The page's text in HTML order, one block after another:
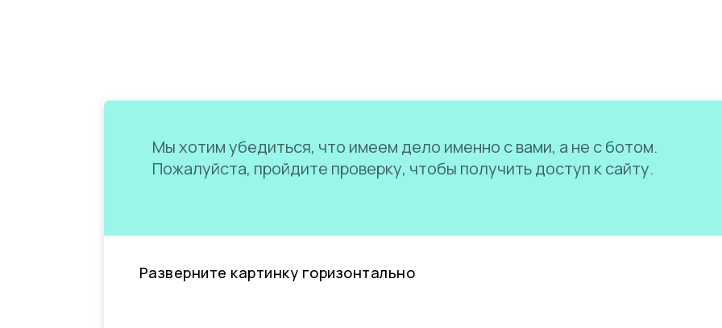
Мы хотим убедиться, что имеем дело именно с вами, а не с ботом.
Пожалуйста, пройдите проверку, чтобы получить доступ к сайту.
Разверните картинку горизонтально